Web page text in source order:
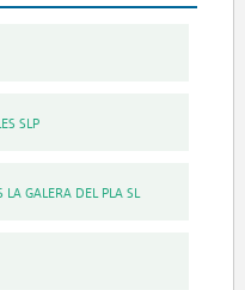
SLP
GALERA DEL PLA SL